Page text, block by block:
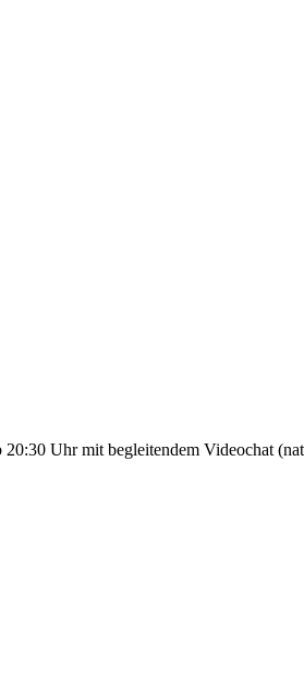
Uhr mit begleitendem Videochat